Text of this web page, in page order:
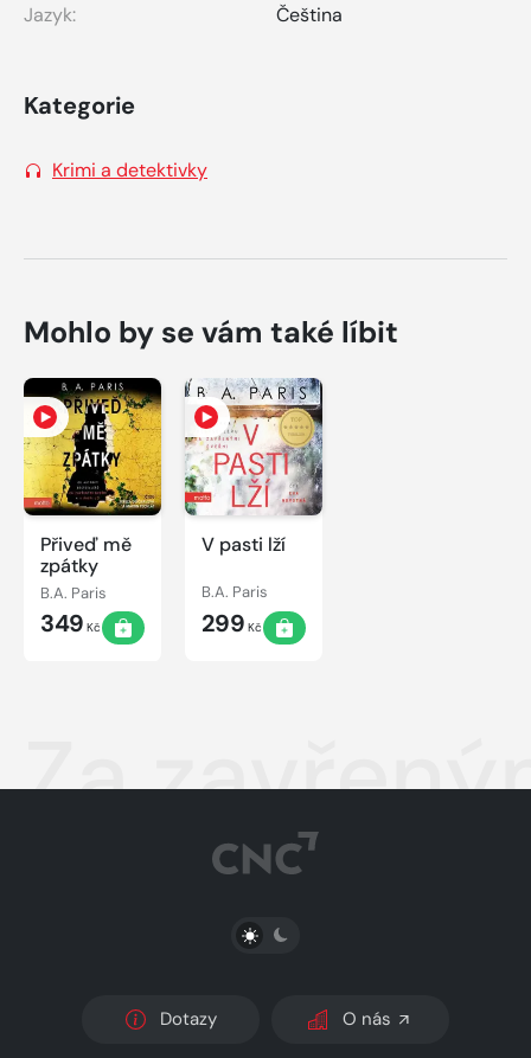
Jazyk:
Čeština
Kategorie
Krimi a detektivky
Mohlo by se vám také líbit
Přiveď mě
zpátky
B.A. Paris
349 Kč
V pasti lží
B.A. Paris
299 Kč
Za
PŘEPNOUT SVĚTLÝ/TMAVÝ REŽIM
Dotazy O nás